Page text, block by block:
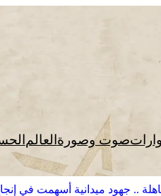
صوت وصورة العالم
.. جهود ميدانية أسهمت في